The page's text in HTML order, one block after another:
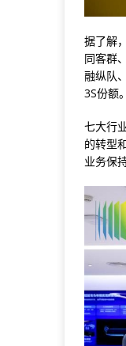
据了解
同客群
融纵队
3S份额。
七大行
的转型
业务保